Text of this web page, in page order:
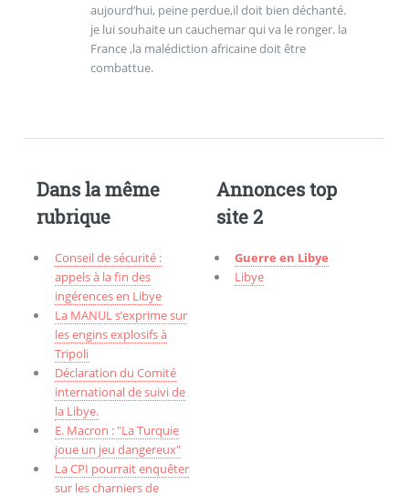
aujourd’hui, peine perdue,il doit bien déchanté.
je lui souhaite un cauchemar qui va le ronger. la
France ,la malédiction africaine doit être
combattue.
Dans la même
rubrique
Conseil de sécurité :
appels à la fin des
ingérences en Libye
La MANUL s’exprime sur
les engins explosifs à
Tripoli
Déclaration du Comité
international de suivi de
la Libye.
E. Macron : "La Turquie
joue un jeu dangereux"
La CPI pourrait enquêter
sur les charniers de
Annonces top
site 2
Guerre en Libye
Libye